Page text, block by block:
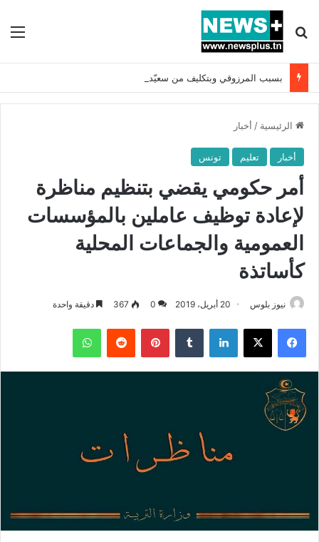
بحث عن
الرئيسية / أخبار
أخبار تعليم تونس
أمر حكومي يقضي بتنظيم مناظرة
لإعادة توظيف عاملين بالمؤسسات
العمومية والجماعات المحلية
كأساتذة
نيوز بلوس 20 أبريل، 2019 0
367 دقيقة واحدة
فيسبوك X لينكدإن بينتيريست واتساب